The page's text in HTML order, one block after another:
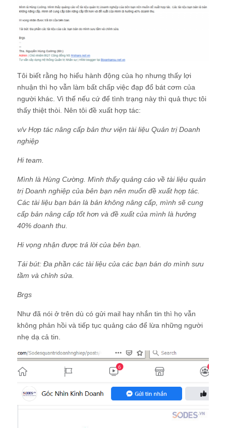
Tôi biết rằng họ hiểu hành động của họ nhưng thấy lợi
nhuận thì họ vẫn làm bất chấp việc đạp đổ bát cơm của
người khác. Vì thế nếu cứ để tình trạng này thì quả thực tôi
thấy thiệt thòi. Nên tôi đề xuất hợp tác:
v/v Hợp tác nâng cấp bản thư viện tài liệu Quản trị Doanh
nghiệp
Hi team.
Mình là Hùng Cường. Mình thấy quảng cáo về tài liệu quản
trị Doanh nghiệp của bên bạn nên muốn đề xuất hợp tác.
Các tài liệu bạn bán là bản không nâng cấp, mình sẽ cung
cấp bản nâng cấp tốt hơn và đề xuất của mình là hưởng
40% doanh thu.
Hi vọng nhận được trả lời của bên bạn.
Tái bút: Đa phần các tài liệu của các bạn bán do mình sưu
tầm và chỉnh sửa.
Brgs
Như đã nói ở trên dù có gửi mail hay nhắn tin thì họ vẫn
không phản hồi và tiếp tục quảng cáo để lừa những người
nhẹ dạ cả tin.